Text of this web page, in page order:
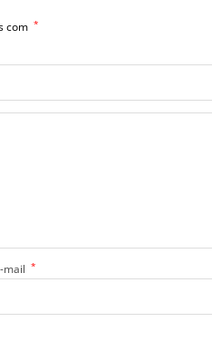
com *
mail *